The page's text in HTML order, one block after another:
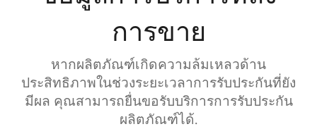
การขาย
หากผลิตภัณฑ์เกิดความล้มเหลวด้าน
ประสิทธิภาพในช่วงระยะเวลาการรับประกันที่ยัง
มีผล คุณสามารถยื่นขอรับบริการการรับประกัน
ผลิตภัณฑ์ได้.